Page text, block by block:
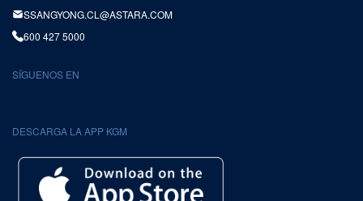
SSANGYONG.CL@ASTARA.COM
600 427 5000
SÍGUENOS EN
DESCARGA LA APP KGM